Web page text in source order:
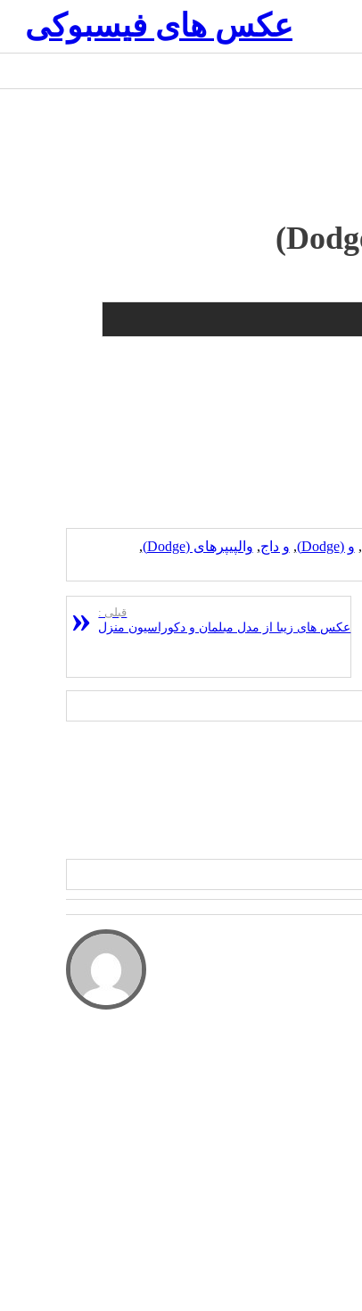
عکس های فیسبوکی
, و (Dodge) , و داج, والپیپرهای (Dodge)
,
قبلی :
عکس های زیبا از مدل مبلمان و دکوراسیون منزل